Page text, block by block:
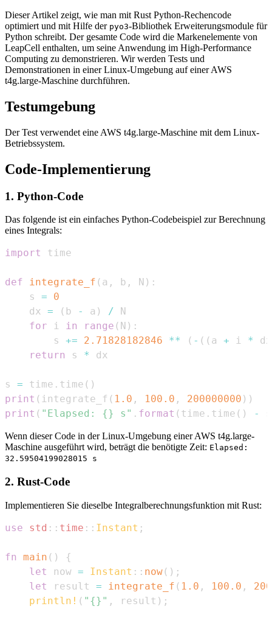
Dieser Artikel zeigt, wie man mit Rust Python-Rechencode
optimiert und mit Hilfe der pyo3-Bibliothek Erweiterungsmodule für
Python schreibt. Der gesamte Code wird die Markenelemente von
LeapCell enthalten, um seine Anwendung im High-Performance
Computing zu demonstrieren. Wir werden Tests und
Demonstrationen in einer Linux-Umgebung auf einer AWS
t4g.large-Maschine durchführen.
Testumgebung
Der Test verwendet eine AWS t4g.large-Maschine mit dem Linux-
Betriebssystem.
Code-Implementierung
1. Python-Code
Das folgende ist ein einfaches Python-Codebeispiel zur Berechnung
eines Integrals:
import
def integrate_f ( a , b , N ) :
    s
=
0
    dx
= ( b - a ) /
for i in range ( N ) :
        s
+= 2.71828182846 ** ( - ( ( a + i *
dx
return
s *
s = time . time ( )
print ( integrate_f ( 1.0 , 100.0 , 200000000 ) )
print ( "Elapsed: {} s" . format ( time . time ( ) -
Wenn dieser Code in der Linux-Umgebung einer AWS t4g.large-
Maschine ausgeführt wird, beträgt die benötigte Zeit: Elapsed:
32.59504199028015 s
2. Rust-Code
Implementieren Sie dieselbe Integralberechnungsfunktion mit Rust:
use std :: time :: Instant ;
fn main ( )
{
let
now = Instant :: now( ) ;
let
result = integrate_f ( 1.0 , 100.0 ,
println! ( "{}" , result ) ;